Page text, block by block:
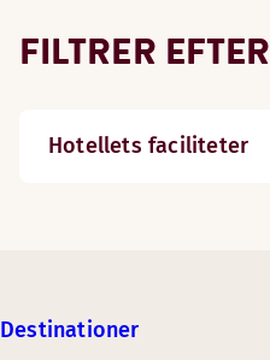
FILTRER EFTER
Hotellets faciliteter
Destinationer